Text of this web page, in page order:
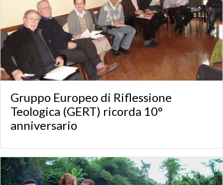
Gruppo Europeo di Riflessione
Teologica (GERT) ricorda 10°
anniversario